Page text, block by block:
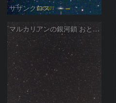
サザンクロス
マルカリアンの銀河鎖 おとめ座・ かみのけ座の銀河